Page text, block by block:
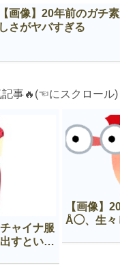
【画像】20年前のガチ
しさがヤバすぎる
記事🔥(☜にスクロール)
ャイナ服
すという
【画像】
Å◯、生々